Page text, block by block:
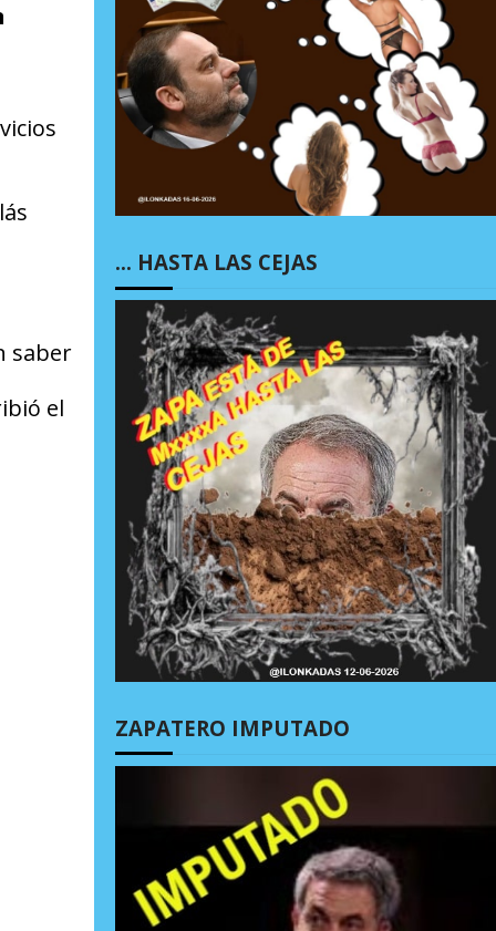
saber
el
… HASTA LAS CEJAS
ZAPATERO IMPUTADO